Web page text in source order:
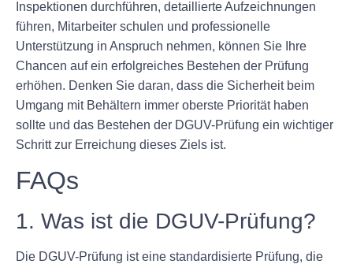
Inspektionen durchführen, detaillierte Aufzeichnungen
führen, Mitarbeiter schulen und professionelle
Unterstützung in Anspruch nehmen, können Sie Ihre
Chancen auf ein erfolgreiches Bestehen der Prüfung
erhöhen. Denken Sie daran, dass die Sicherheit beim
Umgang mit Behältern immer oberste Priorität haben
sollte und das Bestehen der DGUV-Prüfung ein wichtiger
Schritt zur Erreichung dieses Ziels ist.
FAQs
1. Was ist die DGUV-Prüfung?
Die DGUV-Prüfung ist eine standardisierte Prüfung, die